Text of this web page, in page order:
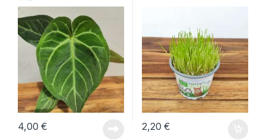
4,00€ 2,20€